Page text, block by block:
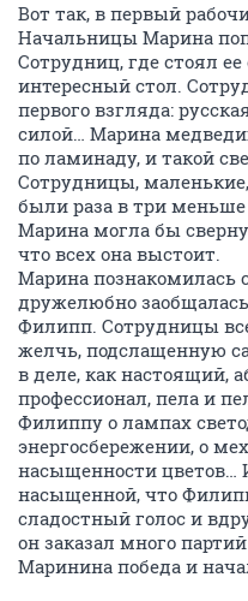
Вот так, в первый
Начальницы Марина
Сотрудниц, где стоял
интересный стол.
первого взгляда:
силой… Марина
по ламинаду, и такой
Сотрудницы,
были раза в три
Марина могла бы
что всех она выстоит.
Марина познакомилась
дружелюбно
Филипп. Сотрудницы
желчь, подслащенную
в деле, как настоящий,
профессионал, пела и
Филиппу о лампах
энергосбережении, о
насыщенности цветов…
насыщенной, что
сладостный голос и
он заказал много
Маринина победа и